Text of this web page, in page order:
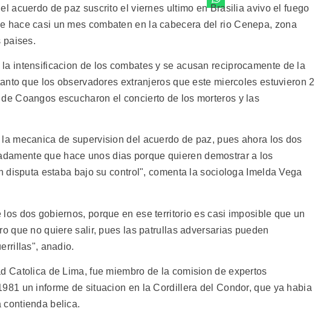
acuerdo de paz suscrito el viernes ultimo en Brasilia avivo el fuego
hace casi un mes combaten en la cabecera del rio Cenepa, zona
paises.
intensificacion de los combates y se acusan reciprocamente de la
que los observadores extranjeros que este miercoles estuvieron
Coangos escucharon el concierto de los morteros y las
mecanica de supervision del acuerdo de paz, pues ahora los dos
que hace unos dias porque quieren demostrar a los
disputa estaba bajo su control", comenta la sociologa Imelda Vega
dos gobiernos, porque en ese territorio es casi imposible que un
que no quiere salir, pues las patrullas adversarias pueden
anadio.
Catolica de Lima, fue miembro de la comision de expertos
un informe de situacion en la Cordillera del Condor, que ya habia
contienda belica.